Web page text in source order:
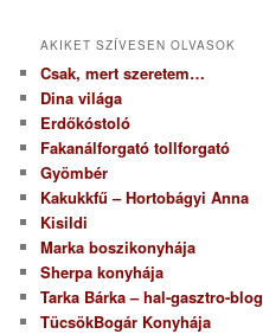
AKIKET SZÍVESEN OLVASOK
Csak, mert szeretem…
Dina világa
Erdőkóstoló
Fakanálforgató tollforgató
Gyömbér
Kakukkfű – Hortobágyi Anna
Kisildi
Marka boszikonyhája
Sherpa konyhája
Tarka Bárka – hal-gasztro-blog
TücsökBogár Konyhája